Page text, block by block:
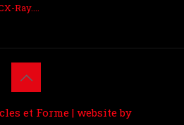
Ray.…
et Forme | website by